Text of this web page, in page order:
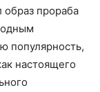
прораба
популярность,
настоящего